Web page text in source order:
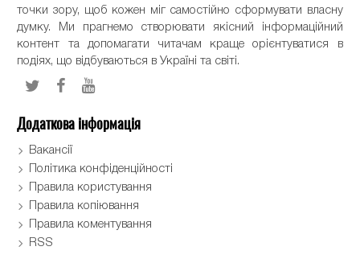
точки зору, щоб кожен міг самостійно сформувати власну
думку. Ми прагнемо створювати якісний інформаційний
контент та допомагати читачам краще орієнтуватися в
подіях, що відбуваються в Україні та світі.
Додаткова інформація
Вакансії
Політика конфіденційності
Правила користування
Правила копіювання
Правила коментування
RSS